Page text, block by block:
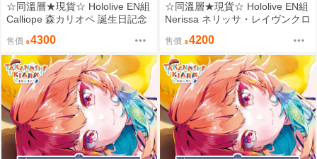
☆同溫層★現貨☆ Hololive EN組
Calliope 森カリオペ 誕生日記念
售價 4300
☆同溫層★現貨☆ Hololive EN組
Nerissa ネリッサ・レイヴンクロ
售價 4200